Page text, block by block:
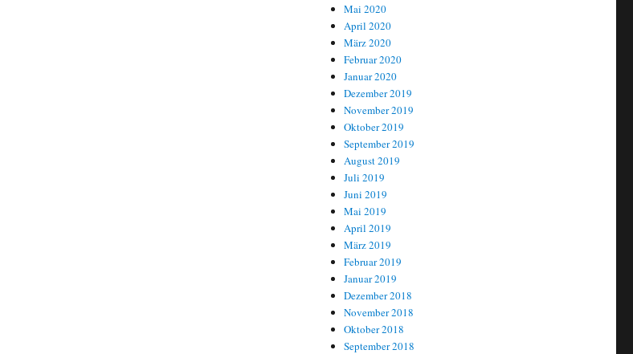
Mai 2020
April 2020
März 2020
Februar 2020
Januar 2020
Dezember 2019
November 2019
Oktober 2019
September 2019
August 2019
Juli 2019
Juni 2019
Mai 2019
April 2019
März 2019
Februar 2019
Januar 2019
Dezember 2018
November 2018
Oktober 2018
September 2018